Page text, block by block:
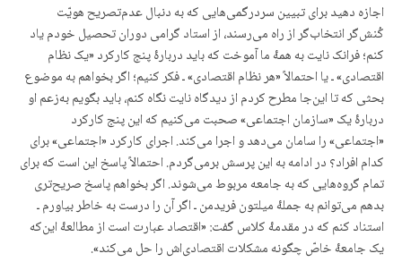
اجازه دهید برای تبیین سردرگمی‌هایی که به دنبال عدم‌تصریح هویّت
کُنش‌گر انتخاب‌گر از راه می‌رسند، از استاد گرامی دوران تحصیل خودم یاد
کنم؛ فرانک نایت به همۀ ما آموخت که باید دربارۀ پنج کارکرد «یک نظام
اقتصادی» ـ یا احتمالاً «هر نظام اقتصادی» ـ فکر کنیم؛ اگر بخواهم به موضوع
بحثی که تا این‌جا مطرح کردم از دیدگاه نایت نگاه کنم، باید بگویم به‌زعم او
دربارۀ یک «سازمان اجتماعی» صحبت می‌کنیم که این پنج کارکرد
«اجتماعی» را سامان می‌دهد و اجرا می‌کند. اجرای کارکرد «اجتماعی» برای
کدام افراد؟ در ادامه به این پرسش برمی‌گردم. احتمالاً پاسخ این است که برای
تمام گروه‌هایی که به جامعه مربوط می‌شوند. اگر بخواهم پاسخ صریح‌تری
بدهم می‌توانم به جملۀ میلتون فریدمن ـ اگر آن را درست به خاطر بیاورم ـ
استناد کنم که در مقدمۀ کلاس گفت: «اقتصاد عبارت است از مطالعۀ این‌که
یک جامعۀ خاصّ چگونه مشکلات اقتصادی‌اش را حل می‌کند».